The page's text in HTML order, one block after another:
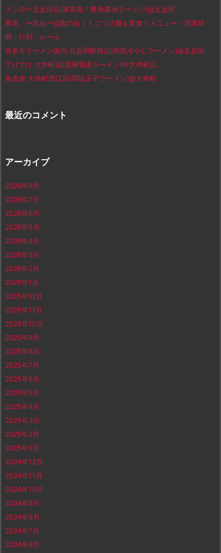
スシロー五反田店(家系風！豚骨醤油ラーメン)@五反田
豚星。〜乳化〜@旗の台｜ミニつけ麺を実食！メニュー・営業時
間・行列・ルール
喜多方ラーメン坂内 五反田駅前店(和風冷やしラーメン)@五反田
てけてけ 大井町店(濃厚鶏湯ラーメン)＠大井町店
鳥貴族 大井町西口店(鶏塩玉子ラーメン)@大井町
最近のコメント
アーカイブ
2026年8月
2026年7月
2026年6月
2026年5月
2026年4月
2026年3月
2026年2月
2026年1月
2025年12月
2025年11月
2025年10月
2025年9月
2025年8月
2025年7月
2025年6月
2025年5月
2025年4月
2025年3月
2025年2月
2025年1月
2024年12月
2024年11月
2024年10月
2024年9月
2024年8月
2024年7月
2024年6月